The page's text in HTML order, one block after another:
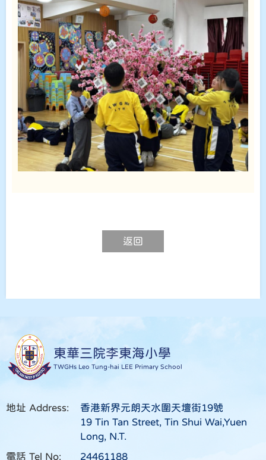
返回
東華三院李東海小學
TWGHs Leo Tung-hai LEE Primary School
地址 Address:
香港新界元朗天水圍天壇街19號
19 Tin Tan Street, Tin Shui Wai,Yuen
Long, N.T.
電話 Tel No:
24461188